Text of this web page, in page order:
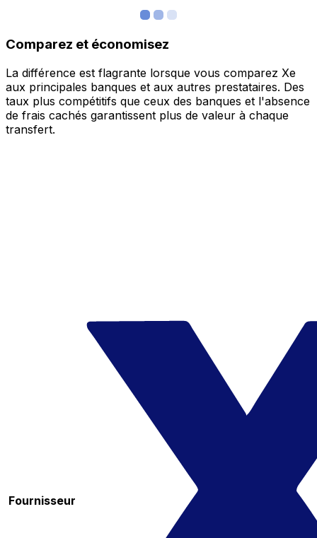
Comparez et économisez
La différence est flagrante lorsque vous comparez Xe
aux principales banques et aux autres prestataires. Des
taux plus compétitifs que ceux des banques et l'absence
de frais cachés garantissent plus de valeur à chaque
transfert.
Fournisseur